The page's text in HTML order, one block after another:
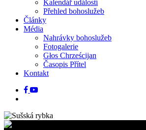
Kalendář událostí
Přehled bohoslužeb
Články
Média
Nahrávky bohoslužeb
Fotogalerie
Głos Chrześcijan
Časopis Přítel
Kontakt